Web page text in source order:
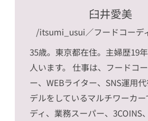
臼井愛美
/itsumi_usui／フードコーデ
35歳。東京都在住。主婦歴19
人います。 仕事は、フードコ
ー、WEBライター、SNS運用
デルをしているマルチワーカー
ディ、業務スーパー、3COINS